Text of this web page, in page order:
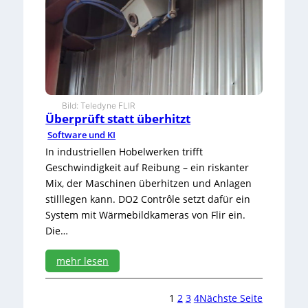
e
h
t
z
t
o
r
C
y
b
r
A
Bild: Teledyne FLIR
Überprüft statt überhitzt
Software und KI
In industriellen Hobelwerken trifft
Geschwindigkeit auf Reibung – ein riskanter
Mix, der Maschinen überhitzen und Anlagen
stilllegen kann. DO2 Contrôle setzt dafür ein
System mit Wärmebildkameras von Flir ein.
Die…
mehr lesen
:
1 2 3 4Nächste Seite